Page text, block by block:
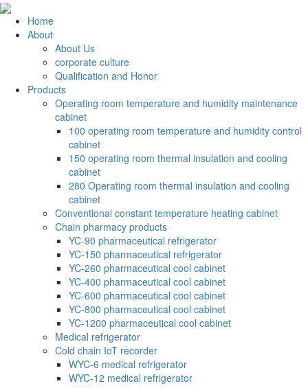
Home
About
About Us
corporate culture
Qualification and Honor
Products
Operating room temperature and humidity maintenance
cabinet
100 operating room temperature and humidity control
cabinet
150 operating room thermal insulation and cooling
cabinet
280 Operating room thermal insulation and cooling
cabinet
Conventional constant temperature heating cabinet
Chain pharmacy products
YC-90 pharmaceutical refrigerator
YC-150 pharmaceutical refrigerator
YC-260 pharmaceutical cool cabinet
YC-400 pharmaceutical cool cabinet
YC-600 pharmaceutical cool cabinet
YC-800 pharmaceutical cool cabinet
YC-1200 pharmaceutical cool cabinet
Medical refrigerator
Cold chain IoT recorder
WYC-6 medical refrigerator
WYC-12 medical refrigerator